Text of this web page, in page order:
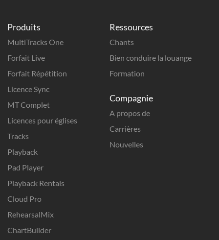
Produits
MultiTracks One
Forfait Live
Forfait Répétition
Licence Sync
MT Complet
Licences pour églises
Tracks
Playback
Pad Player
Playback Rentals
Cloud Pro
RehearsalMix
ChartBuilder
Ressources
Chants
Bien conduire la louange
Formation
Compagnie
A propos de
Carrières
Nouvelles